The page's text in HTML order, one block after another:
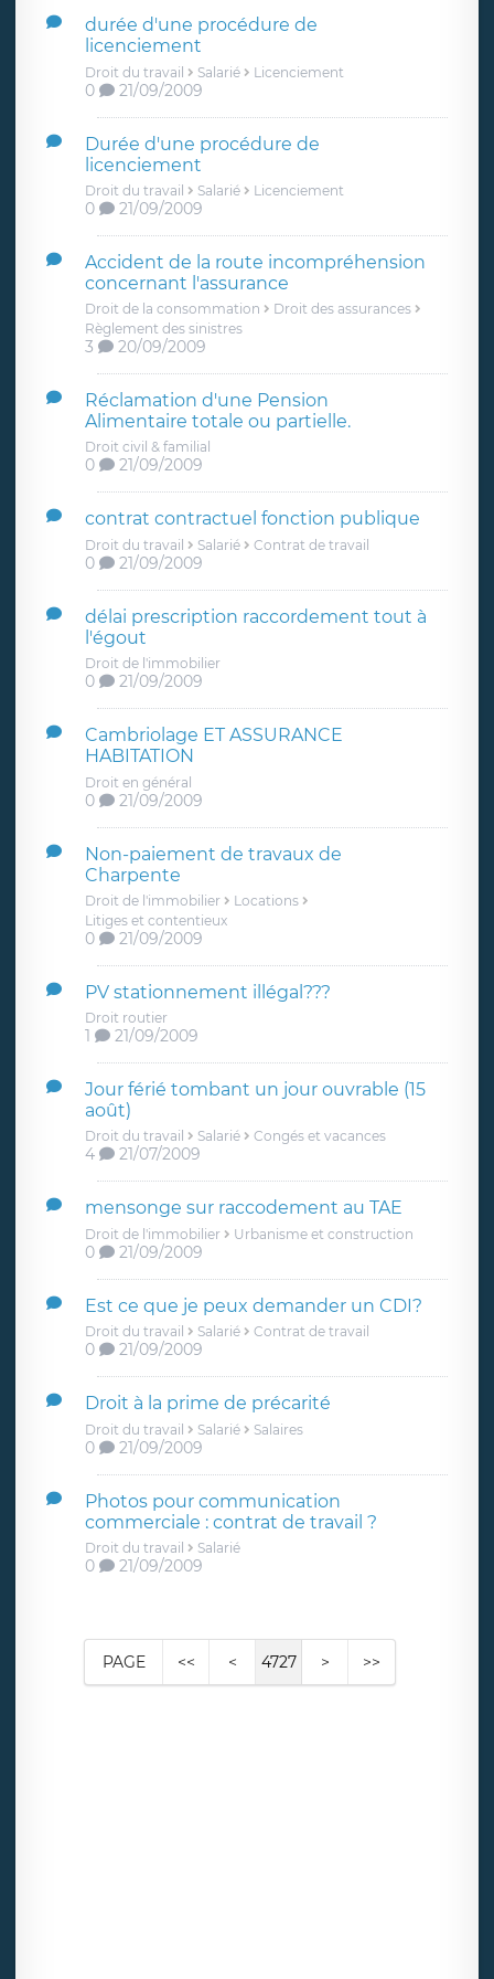
durée d'une procédure de
licenciement
Droit du travail Salarié Licenciement
0 21/09/2009
Durée d'une procédure de
licenciement
Droit du travail Salarié Licenciement
0 21/09/2009
Accident de la route incompréhension
concernant l'assurance
Droit de la consommation
Droit des assurances
Règlement des sinistres
3 20/09/2009
Réclamation d'une Pension
Alimentaire totale ou partielle.
Droit civil & familial
0 21/09/2009
contrat contractuel fonction publique
Droit du travail Salarié Contrat de travail
0 21/09/2009
délai prescription raccordement tout à
l'égout
Droit de l'immobilier
0 21/09/2009
Cambriolage ET ASSURANCE
HABITATION
Droit en général
0 21/09/2009
Non-paiement de travaux de
Charpente
Droit de l'immobilier
Locations
Litiges et contentieux
0 21/09/2009
PV stationnement illégal???
Droit routier
1 21/09/2009
Jour férié tombant un jour ouvrable (15
août)
Droit du travail Salarié Congés et vacances
4 21/07/2009
mensonge sur raccodement au TAE
Droit de l'immobilier Urbanisme et construction
0 21/09/2009
Est ce que je peux demander un CDI?
Droit du travail Salarié Contrat de travail
0 21/09/2009
Droit à la prime de précarité
Droit du travail Salarié Salaires
0 21/09/2009
Photos pour communication
commerciale : contrat de travail ?
Droit du travail Salarié
0 21/09/2009
PAGE << < 4727 > >>